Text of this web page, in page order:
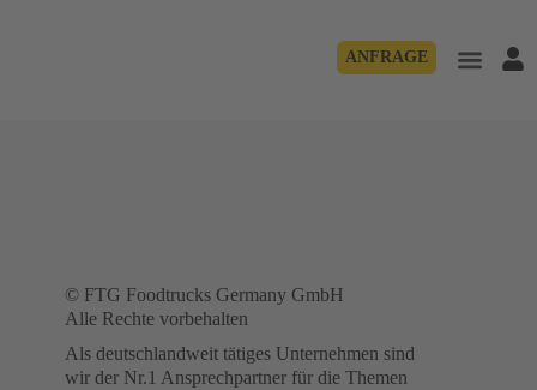
ANFRAGE
© FTG Foodtrucks Germany GmbH
Alle Rechte vorbehalten
Als deutschlandweit tätiges Unternehmen sind
wir der Nr.1 Ansprechpartner für die Themen